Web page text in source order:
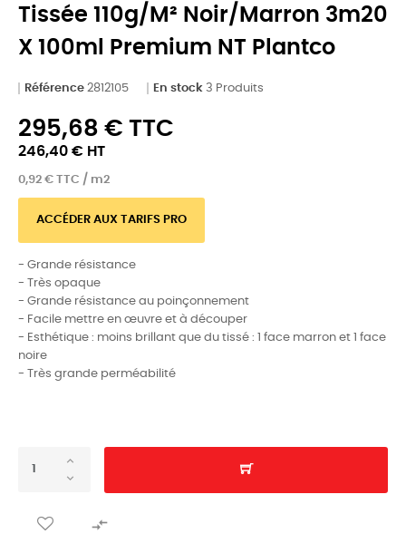
Tissée 110g/m² Noir/marron 3m20
X 100ml Premium NT Plantco
Référence 2812105 En stock 3 Produits
295,68 € TTC
246,40 € HT
0,92 € TTC / m2
ACCÉDER AUX TARIFS PRO
- Grande résistance
- Très opaque
- Grande résistance au poinçonnement
- Facile mettre en œuvre et à découper
- Esthétique : moins brillant que du tissé : 1 face marron et 1 face
noire
- Très grande perméabilité
